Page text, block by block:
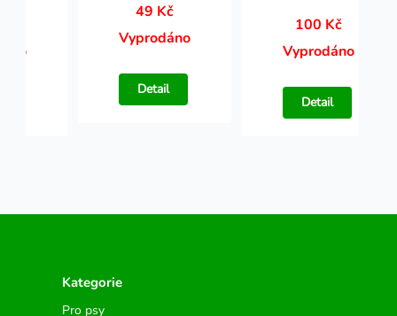
49 Kč
Vyprodáno
Detail
100 Kč
Vyprodáno
Detail
Kategorie
Pro psy